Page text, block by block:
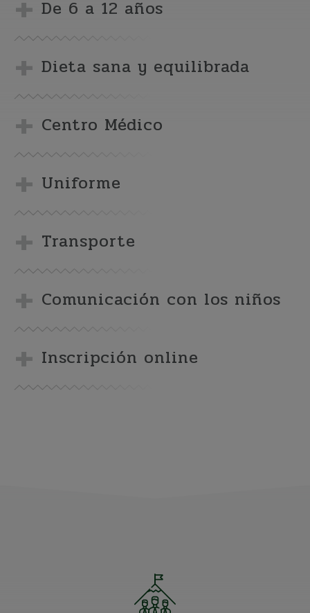
De 6 a 12 años
Dieta sana y equilibrada
Centro Médico
Uniforme
Transporte
Comunicación con los niños
Inscripción online